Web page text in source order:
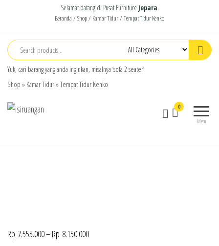
Selamat datang di Pusat Furniture Jepara.
Beranda / Shop/ Kamar Tidur/ Tempat Tidur Kenko
Yuk, cari barang yang anda inginkan, misalnya ‘sofa 2 seater’
Shop » Kamar Tidur»Tempat Tidur Kenko
products
Menu
0
Rp 7.555.000–Rp 8.150.000